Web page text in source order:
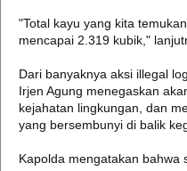
"Total kayu yang kita
mencapai 2.319 kubik,"
Dari banyaknya aksi illegal
Irjen Agung menegaskan
kejahatan lingkungan, dan
yang bersembunyi di balik
Kapolda mengatakan bahwa